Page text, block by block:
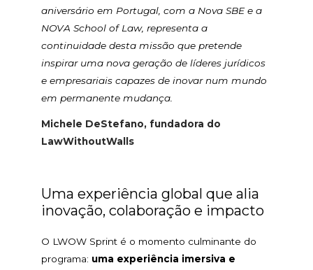
aniversário em Portugal, com a Nova SBE e a
NOVA School of Law, representa a
continuidade desta missão que pretende
inspirar uma nova geração de líderes jurídicos
e empresariais capazes de inovar num mundo
em permanente mudança.
Michele DeStefano, fundadora do
LawWithoutWalls
Uma experiência global que alia
inovação, colaboração e impacto
O LWOW Sprint é o momento culminante do
programa: uma experiência imersiva e